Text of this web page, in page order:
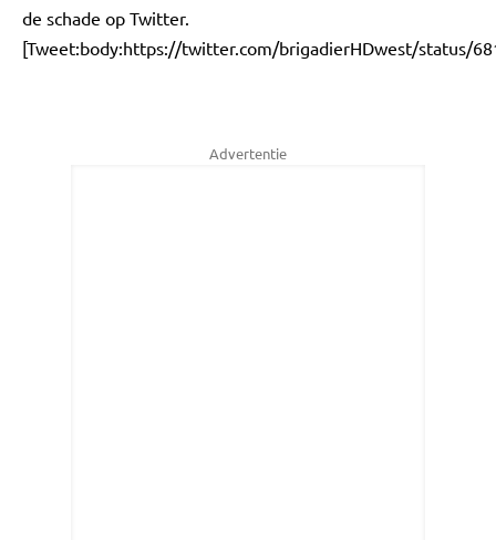
de schade op Twitter.
[Tweet:body:https://twitter.com/brigadierHDwest/status/
Advertentie